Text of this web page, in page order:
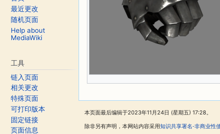
最近更改
随机页面
Help about
MediaWiki
工具
链入页面
相关更改
特殊页面
可打印版本
固定链接
页面信息
本页面最后编辑于2023年11月24日 (星期五) 17:28。
除非另有声明，本网站内容采用知识共享署名-非商业性